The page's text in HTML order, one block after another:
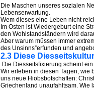
Die Maschen unseres sozialen
Lebenserwartung.
Wem dieses eine Leben nicht
Im Osten ist Wiedergeburt eine
den Wohlstandsländern wird
Aber warum müssen immer
des Unsinns”erfunden und
2.3 Diese
Die Diesseitsfixierung scheint
Wir erleben in diesen Tagen, wie
uns neue Hiobsbotschaften:
Griechenland unaufahltsam. Wie